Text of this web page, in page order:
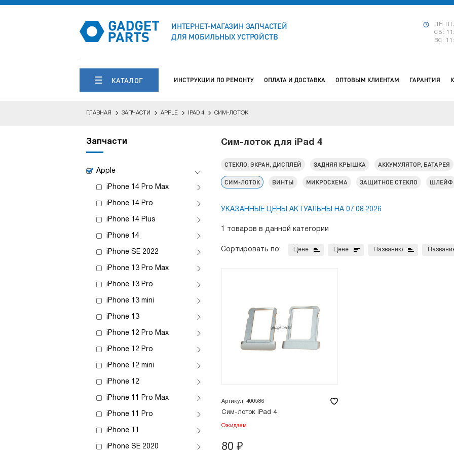
ИНТЕРНЕТ-МАГАЗИН ЗАПЧАСТЕЙ
ДЛЯ МОБИЛЬНЫХ УСТРОЙСТВ
ПН-
СБ:
ВС:
КАТАЛОГ ИНСТРУКЦИИ ПО РЕМОНТУ ОПЛАТА И ДОСТАВКА ОПТОВЫМ КЛИЕНТАМ ГАРАНТИЯ
ГЛАВНАЯ ЗАПЧАСТИ APPLE IPAD 4 СИМ-ЛОТОК
Запчасти
Apple
iPhone 14 Pro Max
iPhone 14 Pro
iPhone 14 Plus
iPhone 14
iPhone SE 2022
iPhone 13 Pro Max
iPhone 13 Pro
iPhone 13 mini
iPhone 13
iPhone 12 Pro Max
iPhone 12 Pro
iPhone 12 mini
iPhone 12
iPhone 11 Pro Max
iPhone 11 Pro
iPhone 11
iPhone SE 2020
Сим-лоток для iPad 4
СТЕКЛО, ЭКРАН, ДИСПЛЕЙ ЗАДНЯЯ КРЫШКА АККУМУЛЯТОР, БАТАРЕЯ
СИМ-ЛОТОК ВИНТЫ МИКРОСХЕМА ЗАЩИТНОЕ СТЕКЛО ШЛЕЙФ
УКАЗАННЫЕ ЦЕНЫ АКТУАЛЬНЫ НА 07.08.2026
1 товаров в данной категории
Сортировать по: Цене Цене Названию
Артикул: 400586
Сим-лоток iPad 4
Ожидаем
80 ₽